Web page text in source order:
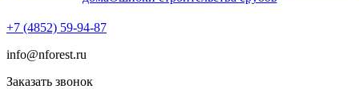
+7 (4852) 59-94-87
info@nforest.ru
Заказать звонок